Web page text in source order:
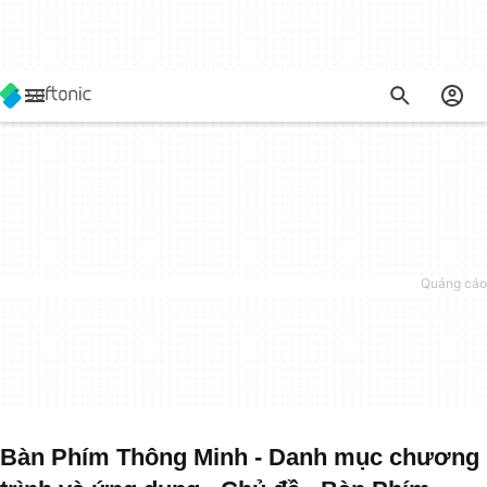
Bàn Phím Thông Minh - Danh mục chương